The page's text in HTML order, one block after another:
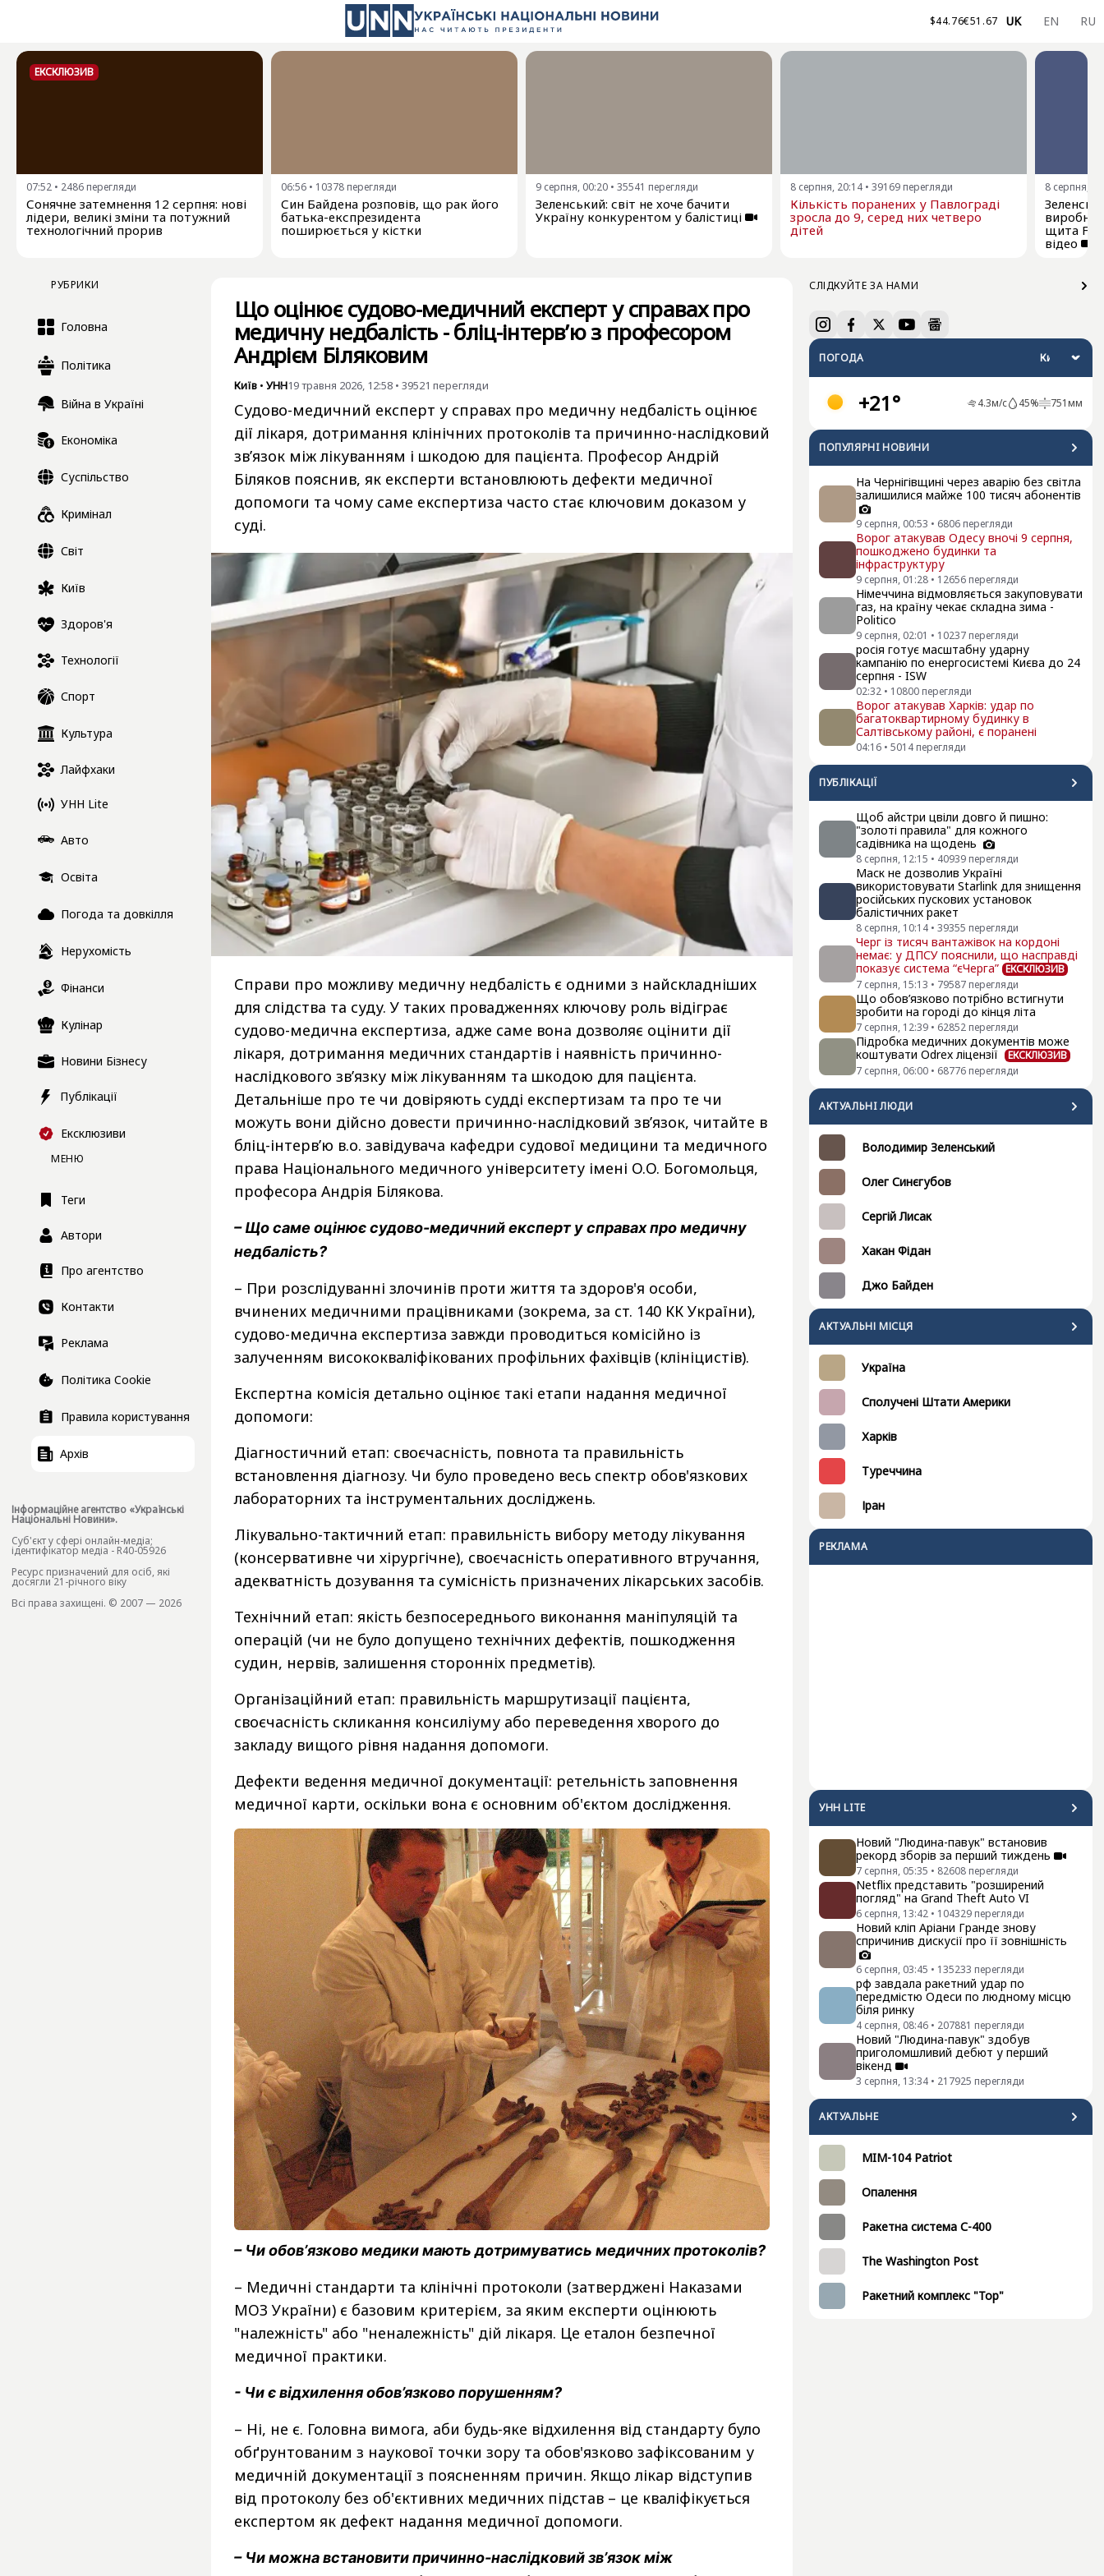
$44.76€51.67 UK EN RU
ЕКСКЛЮЗИВ
07:52 • 2486 перегляди
Сонячне затемнення 12 серпня: нові
лідери, великі зміни та потужний
технологічний прорив
06:56 • 10378 перегляди
Син Байдена розповів, що рак його
батька-експрезидента
поширюється у кістки
9 серпня, 00:20 • 35541 перегляди
Зеленський: світ не хоче бачити
Україну конкурентом у балістиці
8 серпня, 20:14 • 39169 перегляди
Кількість поранених у Павлограді
зросла до 9, серед них четверо
дітей
8 серпня,
щита
відео
РУБРИКИ
Головна
Політика
Війна в Україні
Економіка
Суспільство
Кримінал
Світ
Київ
Здоров'я
Технології
Спорт
Культура
Лайфхаки
УНН Lite
Авто
Освіта
Погода та довкілля
Нерухомість
Фінанси
Кулінар
Новини Бізнесу
Публікації
Ексклюзиви
МЕНЮ
Теги
Автори
Про агентство
Контакти
Реклама
Політика Cookie
Правила користування
Архів
Інформаційне агентство «Українські
Національні Новини».
Cуб'єкт у сфері онлайн-медіа;
ідентифікатор медіа - R40-05926
Ресурс призначений для осіб, які
досягли 21-річного віку
Всі права захищені. © 2007 — 2026
СЛІДКУЙТЕ ЗА НАМИ
ПОГОДА
+21° 4.3м/с 45% 751мм
ПОПУЛЯРНI НОВИНИ
На Чернігівщині через аварію без світла
залишилися майже 100 тисяч абонентів
9 серпня, 00:53 • 6806 перегляди
Ворог атакував Одесу вночі 9 серпня,
пошкоджено будинки та
інфраструктуру
9 серпня, 01:28 • 12656 перегляди
Німеччина відмовляється закуповувати
газ, на країну чекає складна зима -
Politico
9 серпня, 02:01 • 10237 перегляди
росія готує масштабну ударну
кампанію по енергосистемі Києва до 24
серпня - ISW
02:32 • 10800 перегляди
Ворог атакував Харків: удар по
багатоквартирному будинку в
Салтівському районі, є поранені
04:16 • 5014 перегляди
ПУБЛІКАЦІЇ
Щоб айстри цвіли довго й пишно:
"золоті правила" для кожного
садівника на щодень
8 серпня, 12:15 • 40939 перегляди
Маск не дозволив Україні
використовувати Starlink для знищення
російських пускових установок
балістичних ракет
8 серпня, 10:14 • 39355 перегляди
Черг із тисяч вантажівок на кордоні
немає: у ДПСУ пояснили, що насправді
показує система “єЧерга” ЕКСКЛЮЗИВ
7 серпня, 15:13 • 79587 перегляди
Що обов’язково потрібно встигнути
зробити на городі до кінця літа
7 серпня, 12:39 • 62852 перегляди
Підробка медичних документів може
коштувати Odrex ліцензії
ЕКСКЛЮЗИВ
7 серпня, 06:00 • 68776 перегляди
АКТУАЛЬНI ЛЮДИ
Володимир Зеленський
Олег Синєгубов
Сергій Лисак
Хакан Фідан
Джо Байден
АКТУАЛЬНІ МІСЦЯ
Україна
Сполучені Штати Америки
Харків
Туреччина
Іран
РЕКЛАМА
УНН LITE
Новий "Людина-павук" встановив
рекорд зборів за перший тиждень
7 серпня, 05:35 • 82608 перегляди
Netflix представить "розширений
погляд" на Grand Theft Auto VI
6 серпня, 13:42 • 104329 перегляди
Новий кліп Аріани Гранде знову
спричинив дискусії про її зовнішність
6 серпня, 03:45 • 135233 перегляди
рф завдала ракетний удар по
передмістю Одеси по людному місцю
біля ринку
4 серпня, 08:46 • 207881 перегляди
Новий "Людина-павук" здобув
приголомшливий дебют у перший
вікенд
3 серпня, 13:34 • 217925 перегляди
АКТУАЛЬНЕ
MIM-104 Patriot
Опалення
Ракетна система С-400
The Washington Post
Ракетний комплекс "Тор"
Що оцінює судово-медичний експерт у справах про
медичну недбалість - бліц-інтерв’ю з професором
Андрієм Біляковим
Київ • УНН19 травня 2026, 12:58 • 39521 перегляди
Судово-медичний експерт у справах про медичну недбалість оцінює
дії лікаря, дотримання клінічних протоколів та причинно-наслідковий
зв’язок між лікуванням і шкодою для пацієнта. Професор Андрій
Біляков пояснив, як експерти встановлюють дефекти медичної
допомоги та чому саме експертиза часто стає ключовим доказом у
суді.
Справи про можливу медичну недбалість є одними з найскладніших
для слідства та суду. У таких провадженнях ключову роль відіграє
судово-медична експертиза, адже саме вона дозволяє оцінити дії
лікаря, дотримання медичних стандартів і наявність причинно-
наслідкового зв’язку між лікуванням та шкодою для пацієнта.
Детальніше про те чи довіряють судді експертизам та про те чи
можуть вони дійсно довести причинно-наслідковий звʼязок, читайте в
бліц-інтервʼю в.о. завідувача кафедри судової медицини та медичного
права Національного медичного університету імені О.О. Богомольця,
професора Андрія Білякова.
– Що саме оцінює судово-медичний експерт у справах про медичну
недбалість?
– При розслідуванні злочинів проти життя та здоров'я особи,
вчинених медичними працівниками (зокрема, за ст. 140 КК України),
судово-медична експертиза завжди проводиться комісійно із
залученням висококваліфікованих профільних фахівців (клініцистів).
Експертна комісія детально оцінює такі етапи надання медичної
допомоги:
Діагностичний етап: своєчасність, повнота та правильність
встановлення діагнозу. Чи було проведено весь спектр обов'язкових
лабораторних та інструментальних досліджень.
Лікувально-тактичний етап: правильність вибору методу лікування
(консервативне чи хірургічне), своєчасність оперативного втручання,
адекватність дозування та сумісність призначених лікарських засобів.
Технічний етап: якість безпосереднього виконання маніпуляцій та
операцій (чи не було допущено технічних дефектів, пошкодження
судин, нервів, залишення сторонніх предметів).
Організаційний етап: правильність маршрутизації пацієнта,
своєчасність скликання консиліуму або переведення хворого до
закладу вищого рівня надання допомоги.
Дефекти ведення медичної документації: ретельність заповнення
медичної карти, оскільки вона є основним об'єктом дослідження.
– Чи обовʼязково медики мають дотримуватись медичних протоколів?
– Медичні стандарти та клінічні протоколи (затверджені Наказами
МОЗ України) є базовим критерієм, за яким експерти оцінюють
"належність" або "неналежність" дій лікаря. Це еталон безпечної
медичної практики.
- Чи є відхилення обов’язково порушенням?
– Ні, не є. Головна вимога, аби будь-яке відхилення від стандарту було
обґрунтованим з наукової точки зору та обов'язково зафіксованим у
медичній документації з поясненням причин. Якщо лікар відступив
від протоколу без об'єктивних медичних підстав – це кваліфікується
експертом як дефект надання медичної допомоги.
– Чи можна встановити причинно-наслідковий звʼязок між